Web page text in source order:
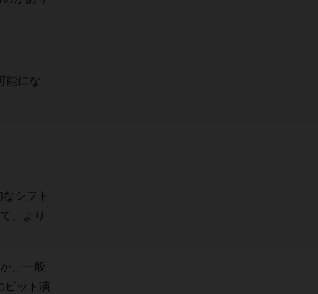
能にな
シフト
、より
、一般
ビット演